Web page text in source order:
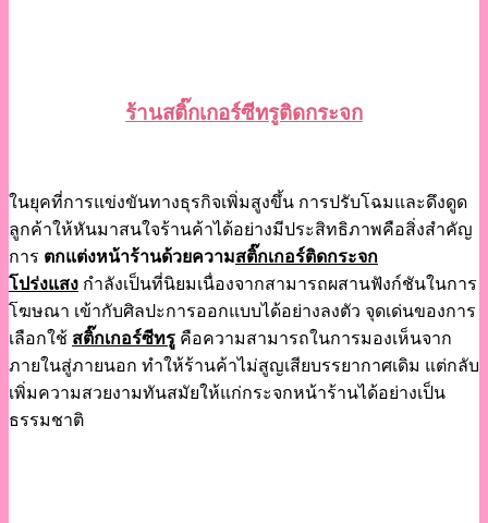
ร้านสติ๊กเกอร์ซีทรูติดกระจก
ในยุคที่การแข่งขันทางธุรกิจเพิ่มสูงขึ้น การปรับโฉมและดึงดูด
ลูกค้าให้หันมาสนใจร้านค้าได้อย่างมีประสิทธิภาพคือสิ่งสำคัญ
การ ตกแต่งหน้าร้านด้วยความสติ๊กเกอร์ติดกระจก
โปร่งแสง กำลังเป็นที่นิยมเนื่องจากสามารถผสานฟังก์ชันในการ
โฆษณา เข้ากับศิลปะการออกแบบได้อย่างลงตัว จุดเด่นของการ
เลือกใช้ สติ๊กเกอร์ซีทรู คือความสามารถในการมองเห็นจาก
ภายในสู่ภายนอก ทำให้ร้านค้าไม่สูญเสียบรรยากาศเดิม แต่กลับ
เพิ่มความสวยงามทันสมัยให้แก่กระจกหน้าร้านได้อย่างเป็น
ธรรมชาติ